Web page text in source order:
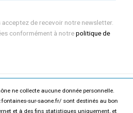
ne collecte aucune donnée personnelle.
sur-saone.fr/ sont destinés au bon
et à des fins statistiques uniquement, et
acceptez de recevoir notre newsletter.
conformément à notrepolitique de
Politique de confidentialité